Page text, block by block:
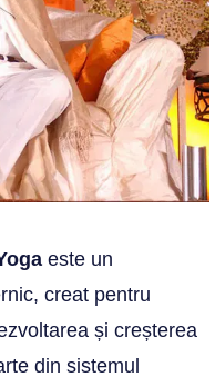
este un
creat pentru
și creșterea
din sistemul